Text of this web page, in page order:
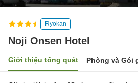
Ryokan
Noji Onsen Hotel
Giới thiệu tổng quát Phòng và Gói